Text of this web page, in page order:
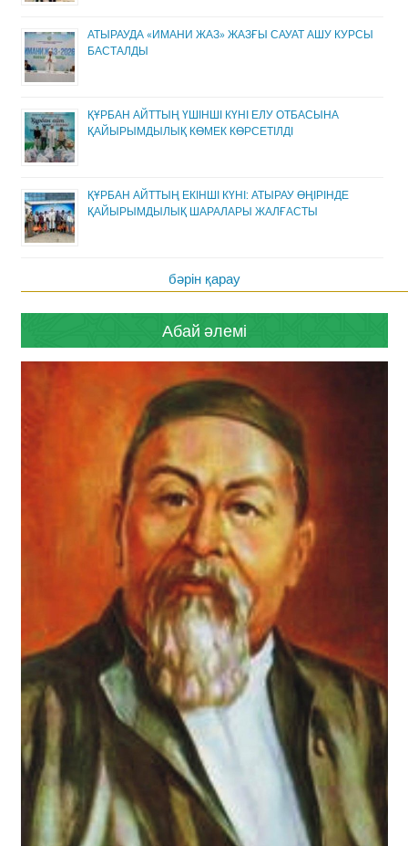
АТЫРАУДА «ИМАНИ ЖАЗ» ЖАЗҒЫ САУАТ АШУ КУРСЫ
БАСТАЛДЫ
ҚҰРБАН АЙТТЫҢ ҮШІНШІ КҮНІ ЕЛУ ОТБАСЫНА
ҚАЙЫРЫМДЫЛЫҚ КӨМЕК КӨРСЕТІЛДІ
ҚҰРБАН АЙТТЫҢ ЕКІНШІ КҮНІ: АТЫРАУ ӨҢІРІНДЕ
ҚАЙЫРЫМДЫЛЫҚ ШАРАЛАРЫ ЖАЛҒАСТЫ
бәрін қарау
Абай әлемі